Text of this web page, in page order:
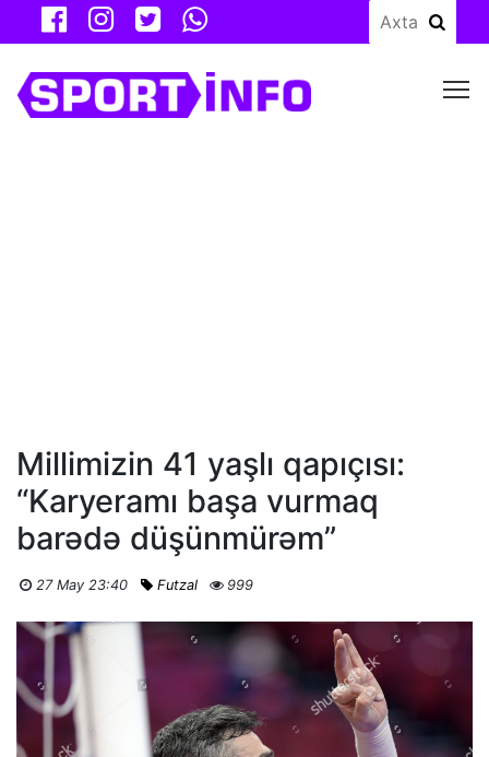
Millimizin 41 yaşlı qapıçısı:
“Karyeramı başa vurmaq
barədə düşünmürəm”
27 May 23:40 Futzal 999